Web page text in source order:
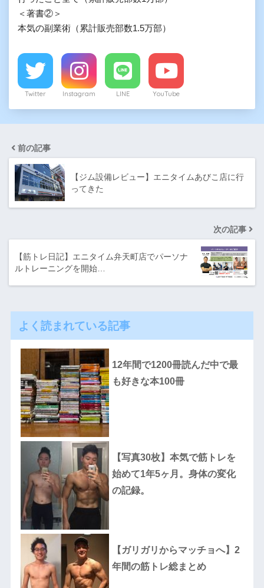
＜著書②＞
本気の副業術（累計販売部数1.5万部）
Twitter Instagram LINE YouTube
前の記事
【ジム設備レビュー】エニタイムあびこ店に行
ってきた
次の記事
【筋トレ日記】エニタイム弁天町店でパーソナ
ルトレーニングを開始…
よく読まれている記事
12年間で1200冊読んだ中で最
も好きな本100冊
【写真30枚】本気で筋トレを
始めて1年5ヶ月。身体の変化
の記録。
【ガリガリからマッチョへ】2
年間の筋トレ総まとめ